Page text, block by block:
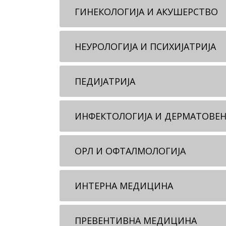
ГИНЕКОЛОГИЈА И АКУШЕРСТВО
НЕУРОЛОГИЈА И ПСИХИЈАТРИЈА
ПЕДИЈАТРИЈА
ИНФЕКТОЛОГИЈA И
ОРЛ И ОФТАЛМОЛОГИЈA
ИНТЕРНA МЕДИЦИНA
ПРЕВЕНТИВНA МЕДИЦИНA